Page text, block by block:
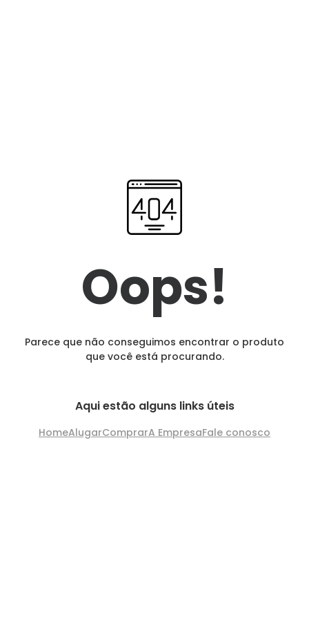
Oops!
Parece que não conseguimos encontrar o produto
que você está procurando.
Aqui estão alguns links úteis
HomeAlugarComprarA EmpresaFale conosco